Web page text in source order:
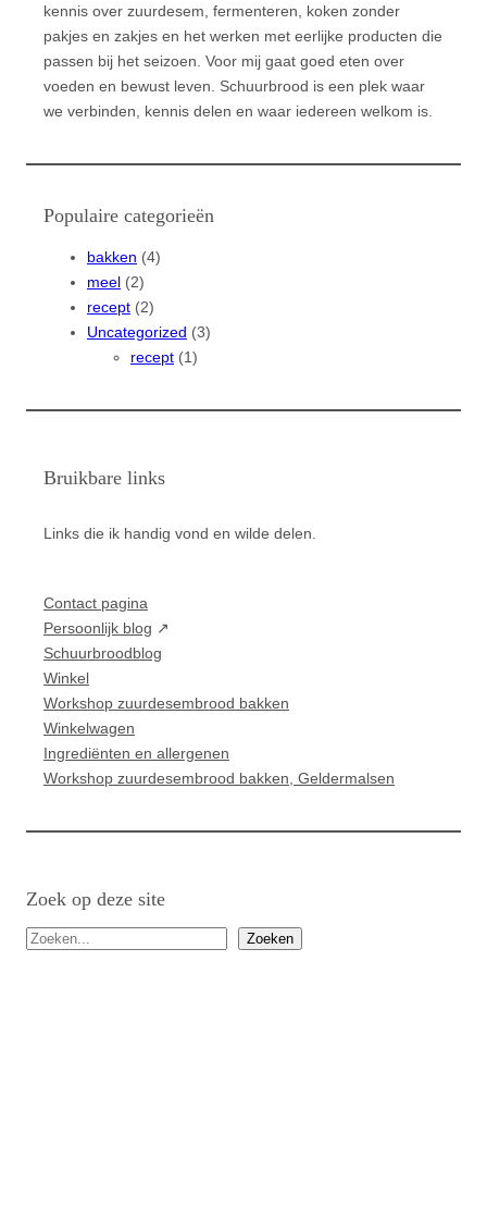
kennis over zuurdesem, fermenteren, koken zonder
pakjes en zakjes en het werken met eerlijke producten die
passen bij het seizoen. Voor mij gaat goed eten over
voeden en bewust leven. Schuurbrood is een plek waar
we verbinden, kennis delen en waar iedereen welkom is.
Populaire categorieën
bakken (4)
meel (2)
recept (2)
Uncategorized (3)
recept (1)
Bruikbare links
Links die ik handig vond en wilde delen.
Contact pagina
Persoonlijk blog
Schuurbroodblog
Winkel
Workshop zuurdesembrood bakken
Winkelwagen
Ingrediënten en allergenen
Workshop zuurdesembrood bakken, Geldermalsen
Zoek op deze site
Z
Zoeken